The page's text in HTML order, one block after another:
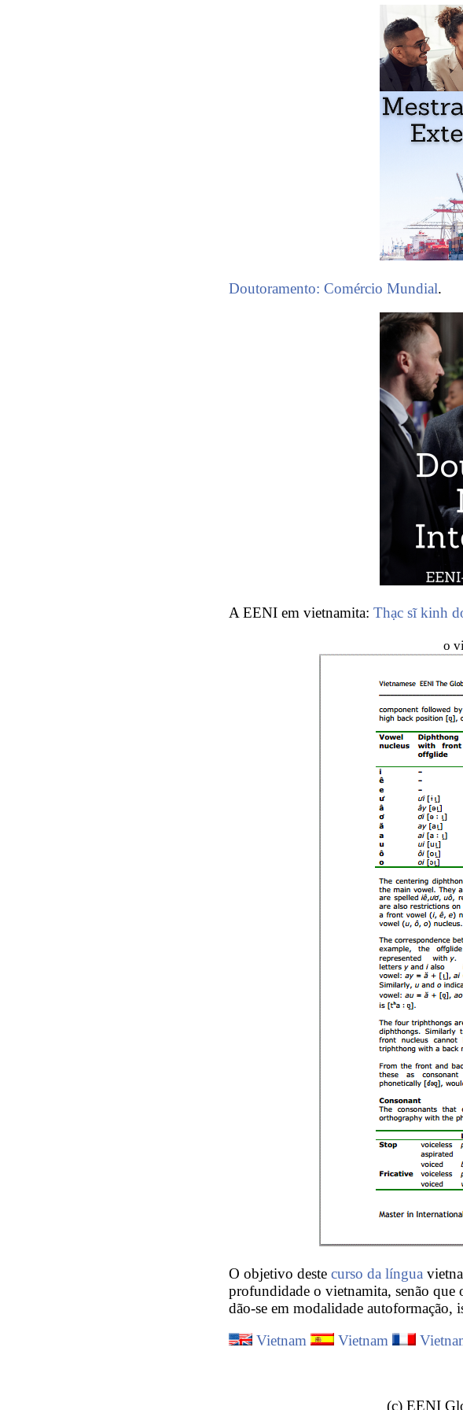
Doutoramento: Comércio Mundial.
A EENI em vietnamita: Thạc sĩ kinh
o
O objetivo deste curso da língua
profundidade o vietnamita, senão que
dão-se em modalidade autoformação,
Vietnam
Vietnam
(c) EENI